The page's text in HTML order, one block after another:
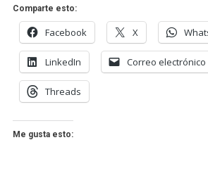
Comparte esto:
Facebook X
LinkedIn Correo electrónico
Threads
Me gusta esto: